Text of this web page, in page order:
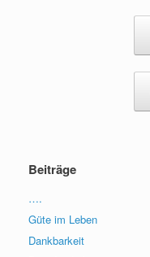
Beiträge
….
Güte im Leben
Dankbarkeit